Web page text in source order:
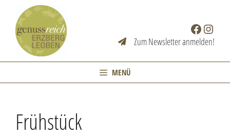
springen
Facebook
Zum Newsletter anmelden!
MENÜ
Frühstück